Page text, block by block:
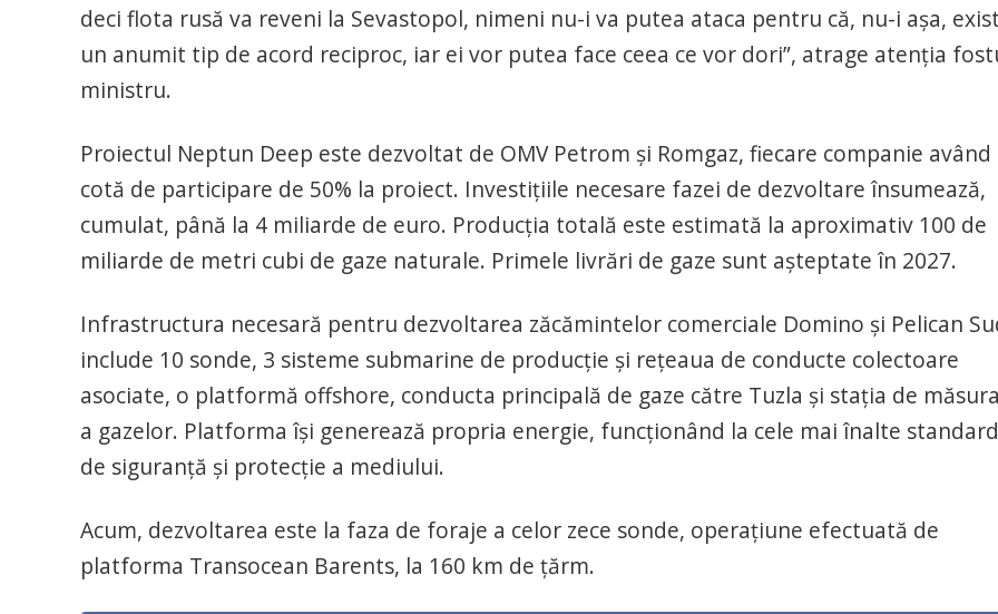
deci flota rusă va reveni la Sevastopol, nimeni nu-i va putea ataca pentru că, nu-i aşa,
un anumit tip de acord reciproc, iar ei vor putea face ceea ce vor dori”, atrage atenţia
ministru.
Proiectul Neptun Deep este dezvoltat de OMV Petrom și Romgaz, fiecare companie având
cotă de participare de 50% la proiect. Investițiile necesare fazei de dezvoltare însumează,
cumulat, până la 4 miliarde de euro. Producția totală este estimată la aproximativ 100 de
miliarde de metri cubi de gaze naturale. Primele livrări de gaze sunt așteptate în 2027.
Infrastructura necesară pentru dezvoltarea zăcămintelor comerciale Domino și Pelican
include 10 sonde, 3 sisteme submarine de producție și rețeaua de conducte colectoare
asociate, o platformă offshore, conducta principală de gaze către Tuzla și stația de
a gazelor. Platforma își generează propria energie, funcționând la cele mai înalte
de siguranță și protecție a mediului.
Acum, dezvoltarea este la faza de foraje a celor zece sonde, operațiune efectuată de
platforma Transocean Barents, la 160 km de țărm.